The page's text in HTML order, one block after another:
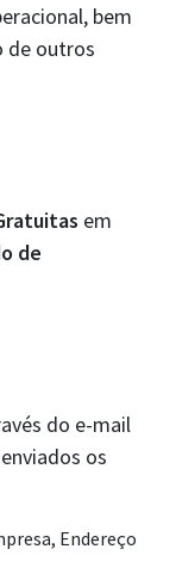
bem
de outros
em
de
do e-mail
os
Endereço